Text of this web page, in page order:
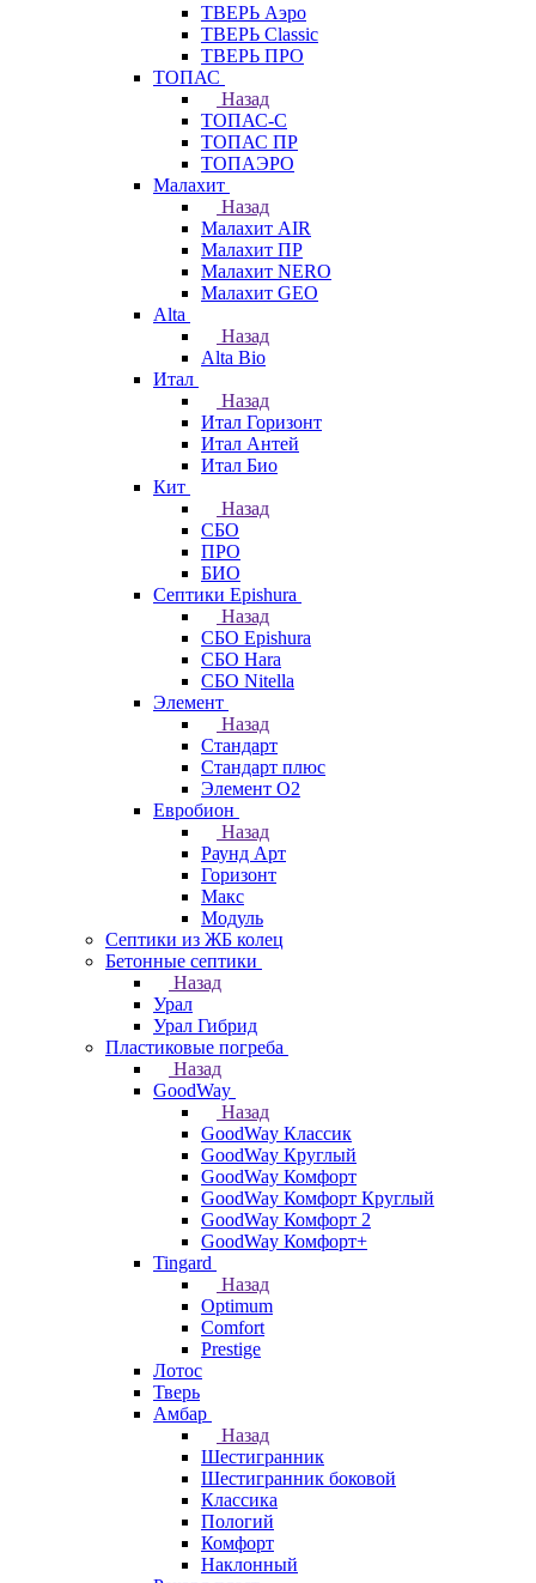
ТВЕРЬ Аэро
ТВЕРЬ Classic
ТВЕРЬ ПРО
ТОПАС
Назад
ТОПАС-С
ТОПАС ПР
ТОПАЭРО
Малахит
Назад
Малахит AIR
Малахит ПР
Малахит NERO
Малахит GEO
Alta
Назад
Alta Bio
Итал
Назад
Итал Горизонт
Итал Антей
Итал Био
Кит
Назад
СБО
ПРО
БИО
Септики Epishura
Назад
СБО Epishura
СБО Hara
СБО Nitella
Элемент
Назад
Стандарт
Стандарт плюс
Элемент О2
Евробион
Назад
Раунд Арт
Горизонт
Макс
Модуль
Септики из ЖБ колец
Бетонные септики
Назад
Урал
Урал Гибрид
Пластиковые погреба
Назад
GoodWay
Назад
GoodWay Классик
GoodWay Круглый
GoodWay Комфорт
GoodWay Комфорт Круглый
GoodWay Комфорт 2
GoodWay Комфорт+
Tingard
Назад
Optimum
Comfort
Prestige
Лотос
Тверь
Амбар
Назад
Шестигранник
Шестигранник боковой
Классика
Пологий
Комфорт
Наклонный